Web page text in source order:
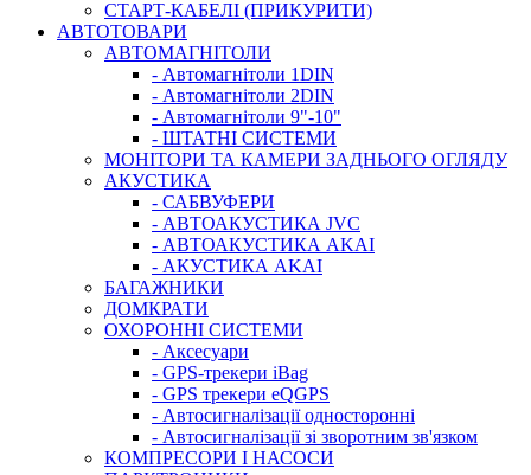
СТАРТ-КАБЕЛІ (ПРИКУРИТИ)
АВТОТОВАРИ
АВТОМАГНІТОЛИ
- Автомагнітоли 1DIN
- Автомагнітоли 2DIN
- Автомагнітоли 9"-10"
- ШТАТНІ СИСТЕМИ
МОНІТОРИ ТА КАМЕРИ ЗАДНЬОГО ОГЛЯДУ
АКУСТИКА
- САБВУФЕРИ
- АВТОАКУСТИКА JVC
- АВТОАКУСТИКА AKAI
- АКУСТИКА AKAI
БАГАЖНИКИ
ДОМКРАТИ
ОХОРОННІ СИСТЕМИ
- Аксесуари
- GPS-трекери iBag
- GPS трекери eQGPS
- Автосигналізації односторонні
- Автосигналізації зі зворотним зв'язком
КОМПРЕСОРИ І НАСОСИ